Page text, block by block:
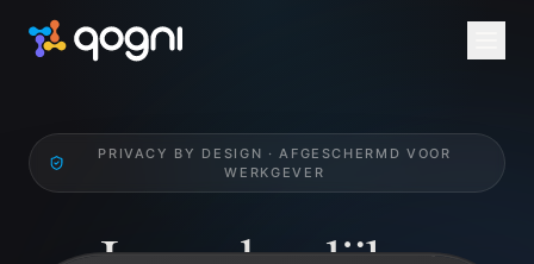
PRIVACY BY DESIGN · AFGESCHERMD VOOR
WERKGEVER